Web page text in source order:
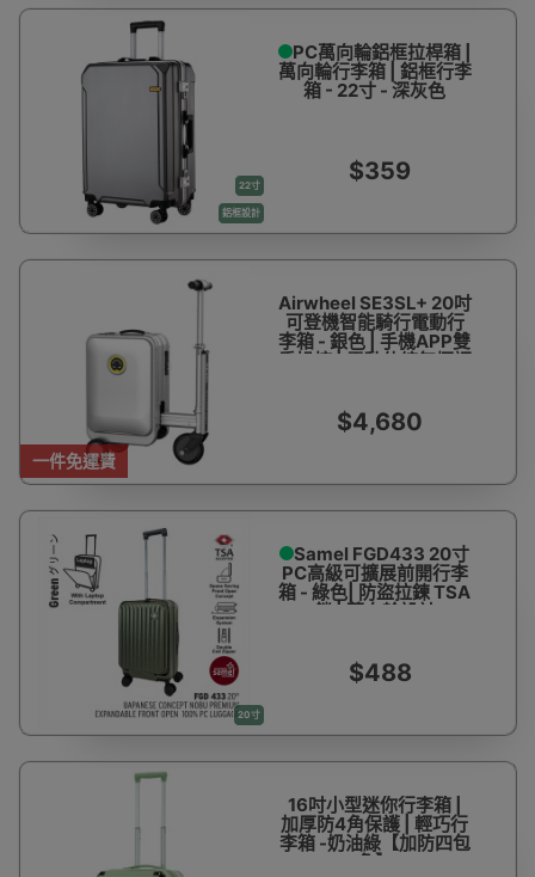
22寸
鋁框設計
PC萬向輪鋁框拉桿箱 |
萬向輪行李箱 | 鋁框行李
箱 - 22寸 - 深灰色
$359
一件免運費
Airwheel SE3SL+ 20吋
可登機智能騎行電動行
李箱 - 銀色 | 手機APP雙
重操控 | 電動伸縮無極調
$4,680
20寸
Samel FGD433 20寸
PC高級可擴展前開行李
箱 - 綠色| 防盜拉鍊 TSA
鎖 | 萬向輪設計
$488
16吋小型迷你行李箱 |
加厚防4角保護 | 輕巧行
李箱 -奶油綠【加防四包
角】